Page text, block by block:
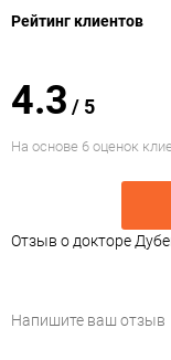
Рейтинг клиентов
4.3 / 5
На основе 6 оценок
Отзыв о докторе